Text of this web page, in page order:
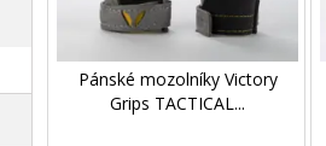
Pánské mozolníky Victory
Grips TACTICAL...